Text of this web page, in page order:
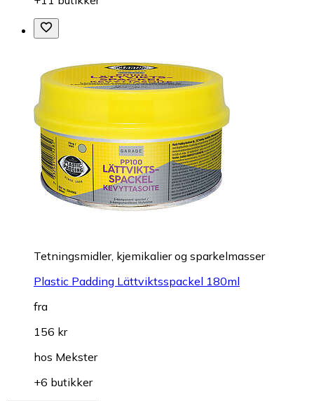
Tetningsmidler, kjemikalier og sparkelmasser
Plastic Padding Lättviktsspackel 180ml
fra
156 kr
hos Mekster
+6 butikker